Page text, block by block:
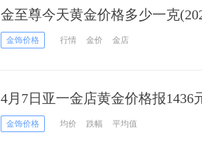
金至尊今天黄金价格多少一克
金饰价格 行情 金价 金店
4月7日亚一金店黄金价格报1436
金饰价格 均价 跌幅 平均值